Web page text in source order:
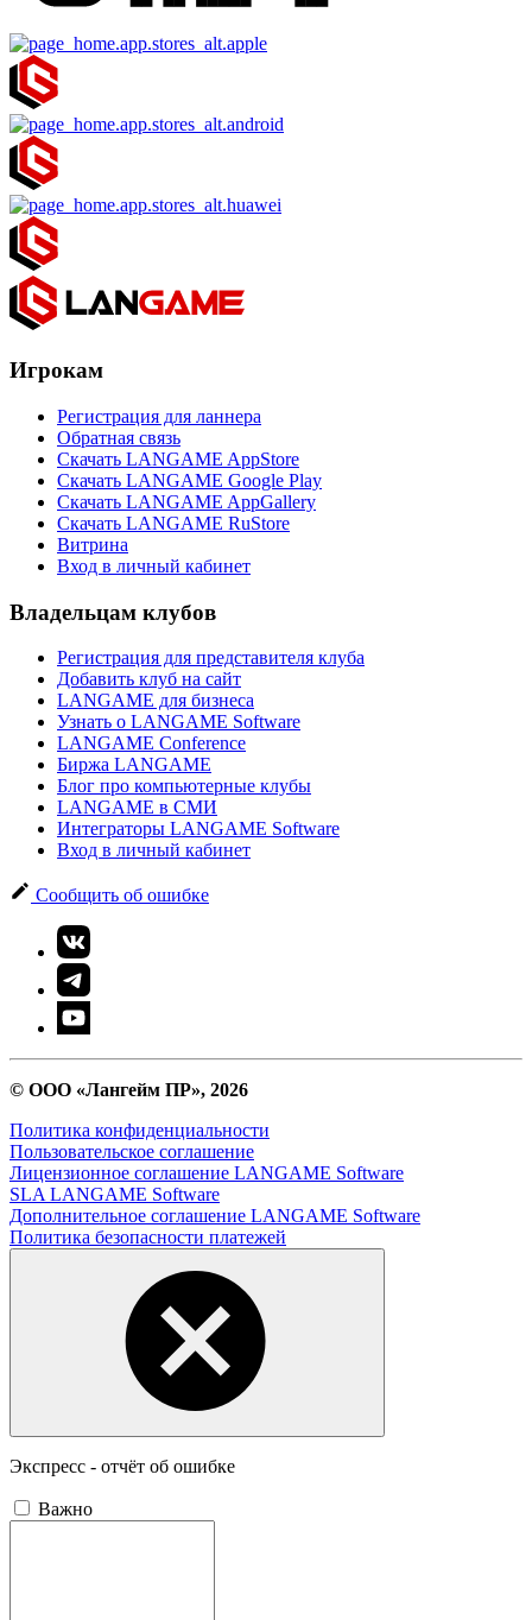
Игрокам
Регистрация для ланнера
Обратная связь
Скачать LANGAME AppStore
Скачать LANGAME Google Play
Скачать LANGAME AppGallery
Скачать LANGAME RuStore
Витрина
Вход в личный кабинет
Владельцам клубов
Регистрация для представителя клуба
Добавить клуб на сайт
LANGAME для бизнеса
Узнать о LANGAME Software
LANGAME Conference
Биржа LANGAME
Блог про компьютерные клубы
LANGAME в СМИ
Интеграторы LANGAME Software
Вход в личный кабинет
Сообщить об ошибке
© ООО «Лангейм ПР», 2026
Политика конфиденциальности
Пользовательское соглашение
Лицензионное соглашение LANGAME Software
SLA LANGAME Software
Дополнительное соглашение LANGAME Software
Политика безопасности платежей
Экспресс - отчёт об ошибке
Важно